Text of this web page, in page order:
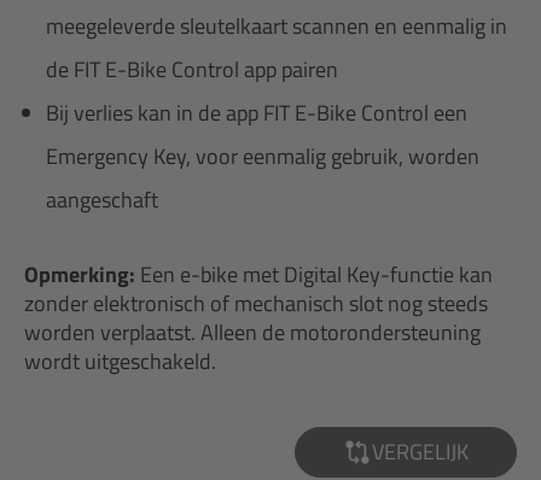
meegeleverde sleutelkaart scannen en eenmalig in
de FIT E-Bike Control app pairen
Bij verlies kan in de app FIT E-Bike Control een
Emergency Key, voor eenmalig gebruik, worden
aangeschaft
Opmerking: Een e-bike met Digital Key-functie kan
zonder elektronisch of mechanisch slot nog steeds
worden verplaatst. Alleen de motorondersteuning
wordt uitgeschakeld.
VERGELIJK